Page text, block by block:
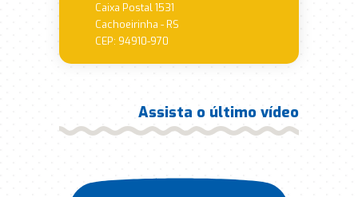
Caixa Postal 1531
Cachoeirinha - RS
CEP: 94910-970
Assista o último vídeo